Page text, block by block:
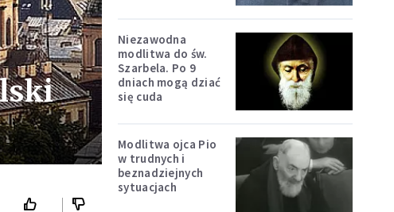
Niezawodna
modlitwa do św.
Szarbela. Po 9
dniach mogą dziać
się cuda
Modlitwa ojca Pio
w trudnych i
beznadziejnych
sytuacjach